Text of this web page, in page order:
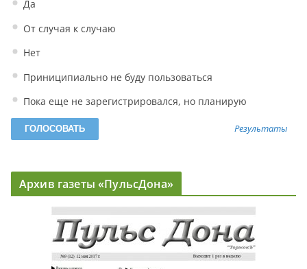
Да
От случая к случаю
Нет
Приниципиально не буду пользоваться
Пока еще не зарегистрировался, но планирую
Результаты
Архив газеты «ПульсДона»